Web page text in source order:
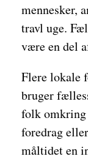
mennesker,
travl uge.
være en del
Flere lokale
bruger
folk
foredrag
måltidet en